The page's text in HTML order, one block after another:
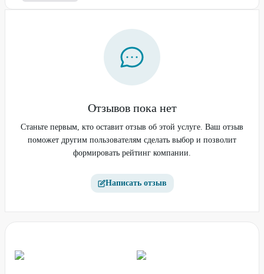
Отзывов пока нет
Станьте первым, кто оставит отзыв об этой услуге. Ваш отзыв
поможет другим пользователям сделать выбор и позволит
формировать рейтинг компании.
Написать отзыв